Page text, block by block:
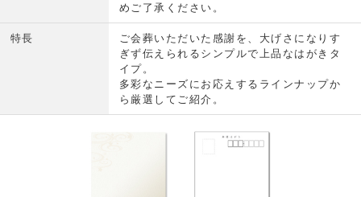
めご了承ください。
特長
ご会葬いただいた感謝を、大げさになりす
ぎず伝えられるシンプルで上品なはがきタ
イプ。
多彩なニーズにお応えするラインナップか
ら厳選してご紹介。